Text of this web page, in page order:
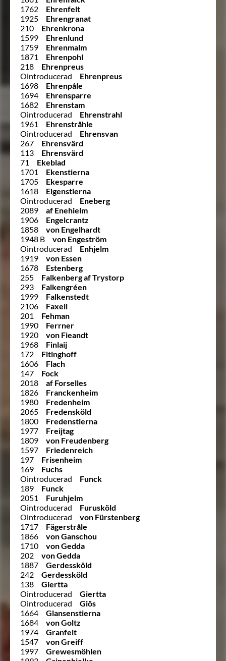
1762
Ehrenfelt
1925
Ehrengranat
210
Ehrenkrona
1599
Ehrenlund
1759
Ehrenmalm
1871
Ehrenpohl
218
Ehrenpreus
Ointroducerad
Ehrenpreus
1698
Ehrenpåle
1694
Ehrensparre
1682
Ehrenstam
Ointroducerad
Ehrenstrahl
1961
Ehrenstråhle
Ointroducerad
Ehrensvan
267
Ehrensvärd
113
Ehrensvärd
71
Ekeblad
1701
Ekenstierna
1705
Ekesparre
1618
Elgenstierna
Ointroducerad
Eneberg
2089
af Enehielm
1906
Engelcrantz
1858
von Engelhardt
1948 B
von Engeström
Ointroducerad
Enhjelm
1919
von Essen
1678
Estenberg
255
Falkenberg af Trystorp
293
Falkengréen
1999
Falkenstedt
2106
Faxell
201
Fehman
1990
Ferrner
1920
von Fieandt
1968
Finlaij
172
Fitinghoff
1606
Flach
147
Fock
2018
af Forselles
1826
Franckenheim
1980
Fredenheim
2065
Fredensköld
1800
Fredenstierna
1977
Freijtag
1809
von Freudenberg
1597
Friedenreich
197
Frisenheim
169
Fuchs
Ointroducerad
Funck
189
Funck
2051
Furuhjelm
Ointroducerad
Furusköld
Ointroducerad
von Fürstenberg
1717
Fägerstråle
1866
von Ganschou
1710
von Gedda
202
von Gedda
1887
Gerdessköld
242
Gerdessköld
138
Giertta
Ointroducerad
Giertta
Ointroducerad
Giös
1664
Glansenstierna
1684
von Goltz
1974
Granfelt
1547
von Greiff
1997
Grewesmöhlen